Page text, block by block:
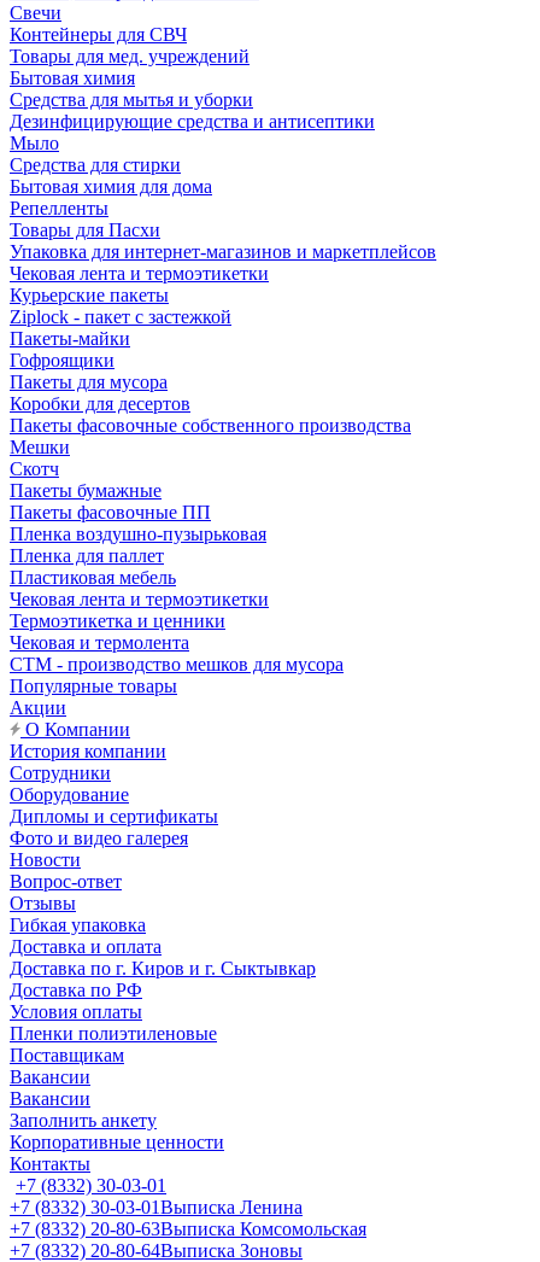
Свечи
Контейнеры для СВЧ
Товары для мед. учреждений
Бытовая химия
Средства для мытья и уборки
Дезинфицирующие средства и антисептики
Мыло
Средства для стирки
Бытовая химия для дома
Репелленты
Товары для Пасхи
Упаковка для интернет-магазинов и маркетплейсов
Чековая лента и термоэтикетки
Курьерские пакеты
Ziplock - пакет с застежкой
Пакеты-майки
Гофроящики
Пакеты для мусора
Коробки для десертов
Пакеты фасовочные собственного производства
Мешки
Скотч
Пакеты бумажные
Пакеты фасовочные ПП
Пленка воздушно-пузырьковая
Пленка для паллет
Пластиковая мебель
Чековая лента и термоэтикетки
Термоэтикетка и ценники
Чековая и термолента
СТМ - производство мешков для мусора
Популярные товары
Акции
О Компании
История компании
Сотрудники
Оборудование
Дипломы и сертификаты
Фото и видео галерея
Новости
Вопрос-ответ
Отзывы
Гибкая упаковка
Доставка и оплата
Доставка по г. Киров и г. Сыктывкар
Доставка по РФ
Условия оплаты
Пленки полиэтиленовые
Поставщикам
Вакансии
Вакансии
Заполнить анкету
Корпоративные ценности
Контакты
+7 (8332) 30-03-01
+7 (8332) 30-03-01Выписка Ленина
+7 (8332) 20-80-63Выписка Комсомольская
+7 (8332) 20-80-64Выписка Зоновы